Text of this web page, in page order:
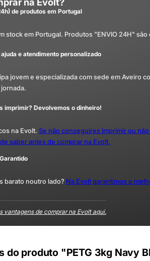
de produtos em Portugal
stock em Portugal. Produtos "ENVIO 24H"
e atendimento personalizado
jovem e especializada com sede em Aveiro
imprimir? Devolvemos o dinheiro!
na Evolt. Se não conseguires imprimir ou
saber antes de comprar na Evolt.
barato noutro lado? Na Evolt garantimos o
vantagens de comprar na Evolt aqui.
do produto "PETG 3kg Navy